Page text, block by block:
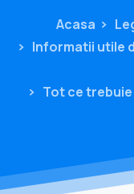
Acasa
Informatii utile
Tot ce